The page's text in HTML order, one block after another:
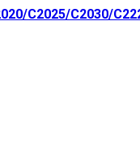
C2025/C2030/